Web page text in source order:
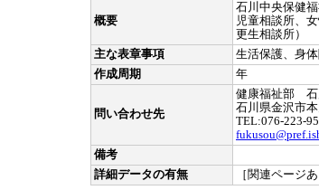
概要
石川中央保健
児童相談所、
更生相談所）
主な表章事項
生活保護、身
作成周期
年
問い合わせ先
健康福祉部 石
石川県金沢市
TEL:076-223-
備考
詳細データの有無
［関連ページあ